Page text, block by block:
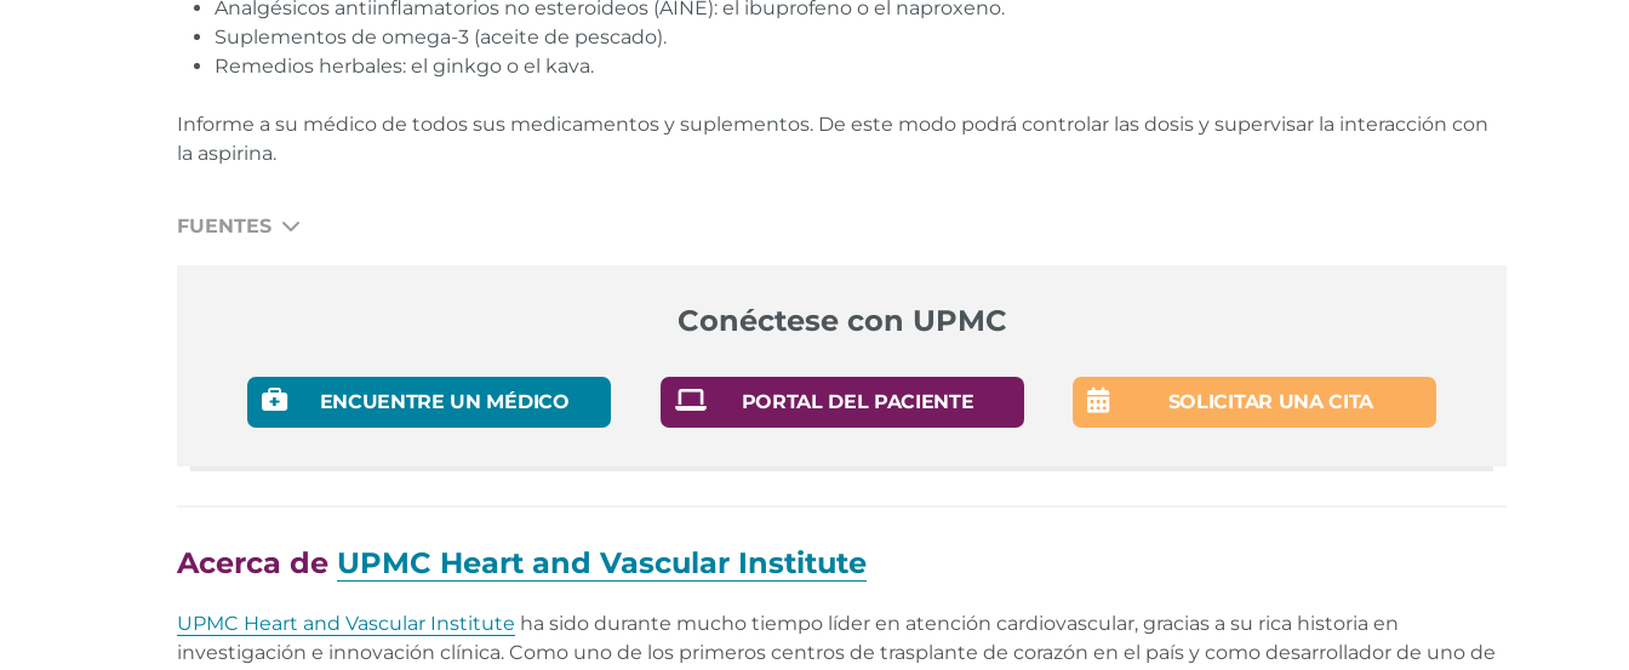
Analgésicos antiinflamatorios no esteroideos (AINE): el ibuprofeno o el naproxeno.
Suplementos de omega-3 (aceite de pescado).
Remedios herbales: el ginkgo o el kava.
Informe a su médico de todos sus medicamentos y suplementos. De este modo podrá controlar las dosis y supervisar la interacción con
la aspirina.
FUENTES
Conéctese con UPMC
ENCUENTRE UN MÉDICO PORTAL DEL PACIENTE SOLICITAR UNA CITA
Acerca de UPMC Heart and Vascular Institute
UPMC Heart and Vascular Institute ha sido durante mucho tiempo líder en atención cardiovascular, gracias a su rica historia en
investigación e innovación clínica. Como uno de los primeros centros de trasplante de corazón en el país y como desarrollador de uno de